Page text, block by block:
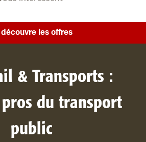
découvre les offres
& Transports :
du transport
public